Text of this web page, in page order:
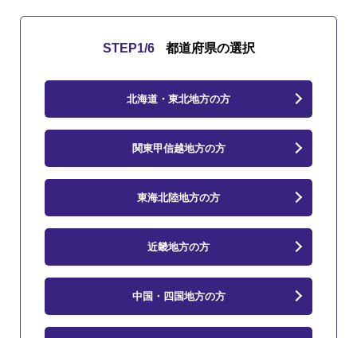
STEP1/6 都道府県の選択
北海道・東北地方の方
関東甲信越地方の方
東海北陸地方の方
近畿地方の方
中国・四国地方の方